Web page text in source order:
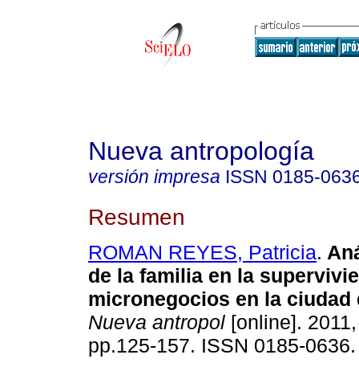
Nueva antropología
versión impresa ISSN 0185-
Resumen
ROMAN REYES, Patricia.
de la familia en la
micronegocios en la ciudad
Nueva antropol [online].
pp.125-157. ISSN 0185-0636.